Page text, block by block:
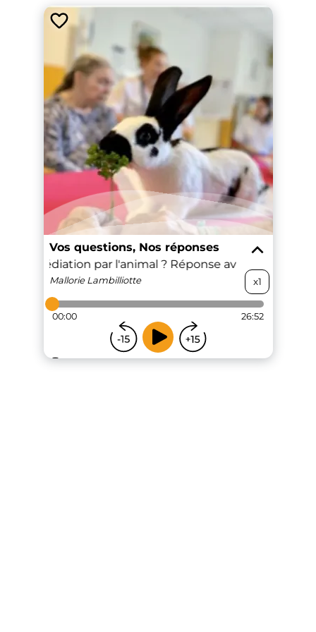
Vos questions, Nos réponses
la médiation par l'animal ? Réponse avec "En bonne
Mallorie Lambilliotte x1
00:00 26:52
...